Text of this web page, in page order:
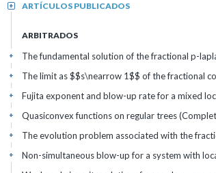
ARTÍCULOS PUBLICADOS
+
ARBITRADOS
The fundamental solution of the fractional p-
+
The limit as $$s\nearrow 1$$ of the fractional
+
Fujita exponent and blow-up rate for a mixed
+
Quasiconvex functions on regular trees
+
The evolution problem associated with the
+
Non-simultaneous blow-up for a system with
+